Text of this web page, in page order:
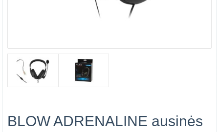
BLOW ADRENALINE ausinės